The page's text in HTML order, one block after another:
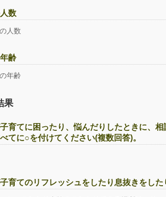
数
齢
果
育てに困ったり、悩んだりしたときに、
てに○を付けてください(複数回答)。
育てのリフレッシュをしたり息抜きをした